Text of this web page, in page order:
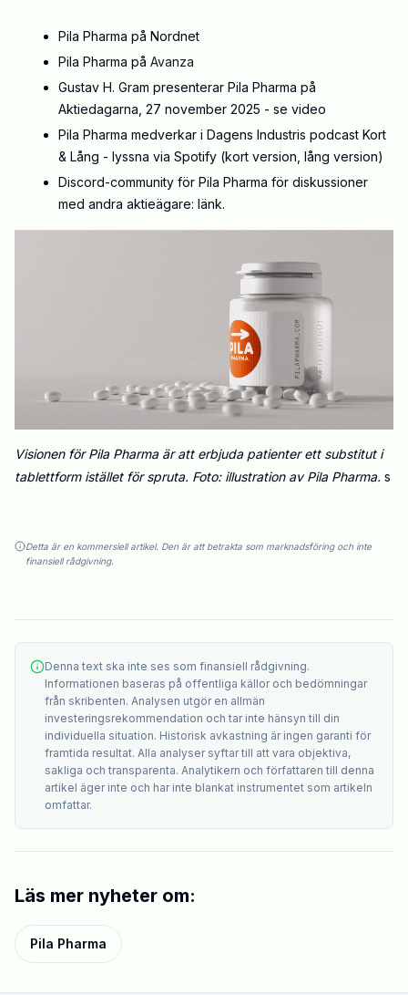
Pila Pharma på Nordnet
Pila Pharma på Avanza
Gustav H. Gram presenterar Pila Pharma på
Aktiedagarna, 27 november 2025 - se video
Pila Pharma medverkar i Dagens Industris podcast Kort
& Lång - lyssna via Spotify (kort version lång version)
Discord-community för Pila Pharma för diskussioner
med andra aktieägare: länk.
Visionen för Pila Pharma är att erbjuda patienter ett substitut i
tablettform istället för spruta. Foto: illustration av Pila Pharma. s
Detta är en kommersiell artikel. Den är att betrakta som marknadsföring och inte
finansiell rådgivning.
Denna text ska inte ses som finansiell rådgivning.
Informationen baseras på offentliga källor och bedömningar
från skribenten. Analysen utgör en allmän
investeringsrekommendation och tar inte hänsyn till din
individuella situation. Historisk avkastning är ingen garanti för
framtida resultat. Alla analyser syftar till att vara objektiva,
sakliga och transparenta. Analytikern och författaren till denna
artikel äger inte och har inte blankat instrumentet som artikeln
omfattar.
Läs mer nyheter om:
Pila Pharma